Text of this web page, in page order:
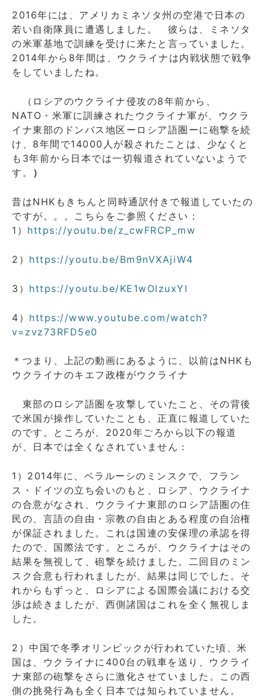
2016年には、アメリカミネソタ州の空港で日本の
若い自衛隊員に遭遇しました。 彼らは、ミネソタ
の米軍基地で訓練を受けに来たと言っていました。
2014年から8年間は、ウクライナは内戦状態で戦争
をしていましたね。
（ロシアのウクライナ侵攻の8年前から、
NATO・米軍に訓練されたウクライナ軍が、ウクラ
イナ東部のドンバス地区ーロシア語圏ーに砲撃を続
け、8年間で14000人が殺されたことは、少なくと
も3年前から日本では一切報道されていないようで
す。 ）
昔はNHKもきちんと同時通訳付きで報道していたの
ですが。。。こちらをご参照ください：
1） https://youtu.be/z_cwFRCP_mw
2） https://youtu.be/Bm9nVXAjiW4
3） https://youtu.be/KE1wOlzuxYI
4） https://www.youtube.com/watch?
v=zvz73RFD5e0
＊つまり、上記の動画にあるように、以前はNHKも
ウクライナのキエフ政権がウクライナ
東部のロシア語圏を攻撃していたこと、その背後
で米国が操作していたことも、正直に報道していた
のです。ところが、2020年ごろから以下の報道
が、日本では全くなされていません：
1）2014年に、ベラルーシのミンスクで、フラン
ス・ドイツの立ち会いのもと、ロシア、ウクライナ
の合意がなされ、ウクライナ東部のロシア語圏の住
民の、言語の自由・宗教の自由とある程度の自治権
が保証されました。これは国連の安保理の承認を得
たので、国際法です。ところが、ウクライナはその
結果を無視して、砲撃を続けました。二回目のミン
スク合意も行われましたが、結果は同じでした。そ
れからもずっと、ロシアによる国際会議における交
渉は続きましたが、西側諸国はこれを全く無視しま
した。
2）中国で冬季オリンピックが行われていた頃、米
国は、ウクライナに400台の戦車を送り、ウクライ
ナ東部の砲撃をさらに激化させていました。この西
側の挑発行為も全く日本では知られていません。